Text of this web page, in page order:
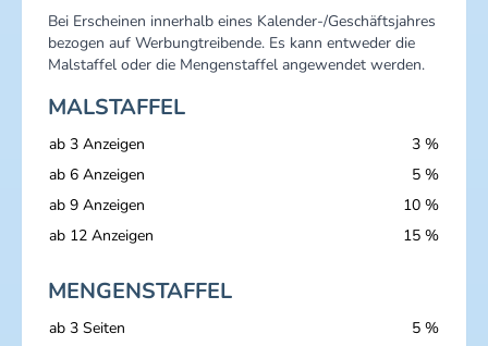
Bei Erscheinen innerhalb eines Kalender-/Geschäftsjahres
bezogen auf Werbungtreibende. Es kann entweder die
Malstaffel oder die Mengenstaffel angewendet werden.
MALSTAFFEL
ab 3 Anzeigen
3 %
ab 6 Anzeigen
5 %
ab 9 Anzeigen
10 %
ab 12 Anzeigen
15 %
MENGENSTAFFEL
ab 3 Seiten
5 %